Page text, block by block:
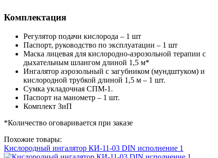
Комплектация
Регулятор подачи кислорода – 1 шт
Паспорт, руководство по эксплуатации – 1 шт
Маска лицевая для кислородно-аэрозольной терапии с
дыхательным шлангом длиной 1,5 м*
Ингалятор аэрозольный с загубником (мундштуком) и
кислородной трубкой длиной 1,5 м – 1 шт.
Сумка укладочная СПМ-1.
Паспорт на манометр – 1 шт.
Комплект ЗиП
*Количество оговаривается при заказе
Похожие товары:
Кислородный ингалятор КИ-11-03 DIN исполнение 1